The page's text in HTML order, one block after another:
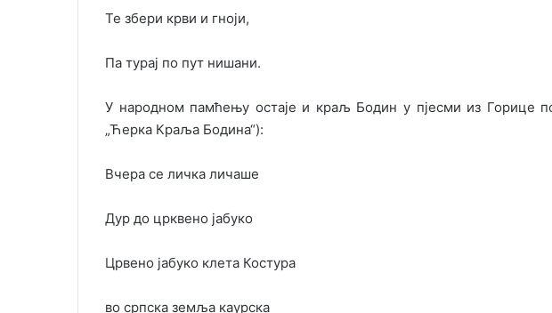
Те збери крви и гноји,
Па турај по пут нишани.
У народном памћењу остаје и краљ Бодин у пјесми из Горице
„Ћерка Краља Бодина“):
Вчера се личка личаше
Дур до црквено јабуко
Црвено јабуко клета Костура
во српска земља каурска